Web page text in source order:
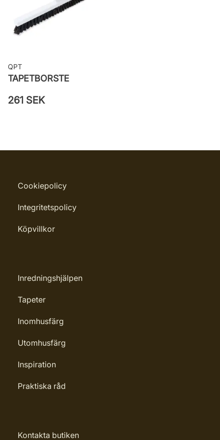
QPT
TAPETBORSTE
261 SEK
Cookiepolicy
Integritetspolicy
Köpvillkor
Inredningshjälpen
Tapeter
Inomhusfärg
Utomhusfärg
Inspiration
Praktiska råd
Kontakta butiken